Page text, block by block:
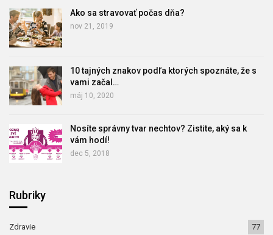
Ako sa stravovať počas dňa?
nov 21, 2019
10 tajných znakov podľa ktorých spoznáte, že s
vami začal…
máj 10, 2020
Nosíte správny tvar nechtov? Zistite, aký sa k
vám hodí!
dec 5, 2018
Rubriky
Zdravie 77